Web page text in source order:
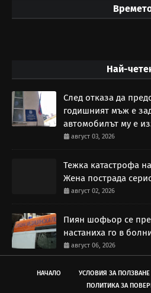
Най-
След отказа да
годишният мъж е
автомобилът му е
август 03, 2026
Тежка катастрофа
Жена пострада
август 02, 2026
Пиян шофьор се
настаниха го в
август 06, 2026
НАЧАЛО УСЛОВИЯ ЗА ПОЛЗВАНЕ
ПОЛИТИКА ЗА